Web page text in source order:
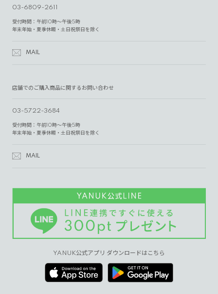
03-6809-2611
受付時間：午前10時～午後5時
年末年始・夏季休暇・土日祝祭日を除く
MAIL
店舗でのご購入商品に関するお問い合わせ
03-5722-3684
受付時間：午前10時～午後5時
年末年始・夏季休暇・土日祝祭日を除く
MAIL
YANUK公式アプリ ダウンロードはこちら